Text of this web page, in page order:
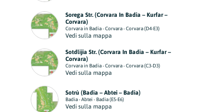
Sorega Str. (Corvara In Badia – Kurfar –
Corvara)
Corvara in Badia - Corvara - Corvara (D4-E3)
Vedi sulla mappa
Sotdlijia Str. (Corvara In Badia – Kurfar –
Corvara)
Corvara in Badia - Corvara - Corvara (C3-D3)
Vedi sulla mappa
Sotrù (Badia – Abtei – Badia)
Badia - Abtei - Badia (E5-E6)
Vedi sulla mappa